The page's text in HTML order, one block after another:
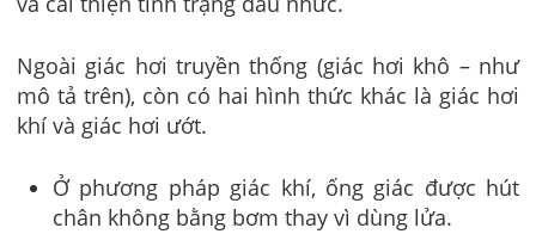
Ngoài giác hơi truyền thống (giác hơi khô – như
mô tả trên), còn có hai hình thức khác là giác hơi
khí và giác hơi ướt.
Ở phương pháp giác khí, ống giác được hút
chân không bằng bơm thay vì dùng lửa.